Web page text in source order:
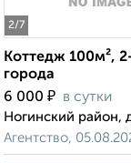
2/7
Коттедж 100м²,
города
6 000 ₽ в сутки
Ногинский район,
Агентство,